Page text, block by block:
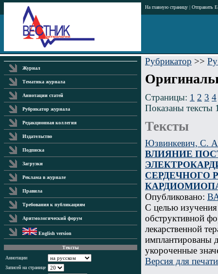
На главную страницу | Отправить
Журнал
Тематика журнала
Аннотации статей
Рубрикатор журнала
Редакционная коллегия
Издательство
Подписка
Загрузки
Реклама в журнале
Правила
Требования к публикациям
Аритмологический форум
English version
Тексты
Аннотации
Записей на странице
Рубрикатор >>
Страницы: 1 2 3 4
Показаны тексты
Тексты
Юзвинкевич, С.
ВЛИЯНИЕ
СЕРДЕЧНОГО
Опубликовано:
С целью изучения
обструктивной
лекарственной
имплантированы
укороченные
Версия для печати